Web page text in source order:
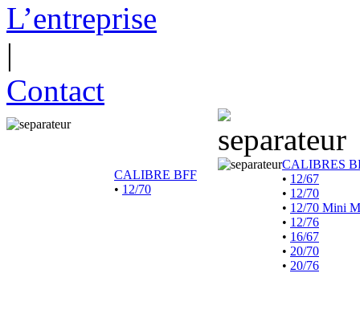
L’entreprise
|
Contact
CALIBRE BFF
• 12/70
CALIBRES
• 12/67
• 12/70
• 12/70 Mini
• 12/76
• 16/67
• 20/70
• 20/76